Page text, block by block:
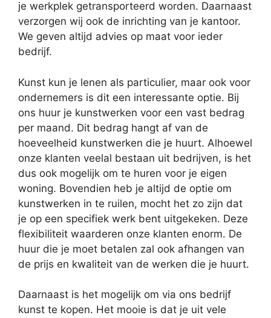
je werkplek getransporteerd worden. Daarnaast
verzorgen wij ook de inrichting van je kantoor.
We geven altijd advies op maat voor ieder
bedrijf.
Kunst kun je lenen als particulier, maar ook voor
ondernemers is dit een interessante optie. Bij
ons huur je kunstwerken voor een vast bedrag
per maand. Dit bedrag hangt af van de
hoeveelheid kunstwerken die je huurt. Alhoewel
onze klanten veelal bestaan uit bedrijven, is het
dus ook mogelijk om te huren voor je eigen
woning. Bovendien heb je altijd de optie om
kunstwerken in te ruilen, mocht het zo zijn dat
je op een specifiek werk bent uitgekeken. Deze
flexibiliteit waarderen onze klanten enorm. De
huur die je moet betalen zal ook afhangen van
de prijs en kwaliteit van de werken die je huurt.
Daarnaast is het mogelijk om via ons bedrijf
kunst te kopen. Het mooie is dat je uit vele